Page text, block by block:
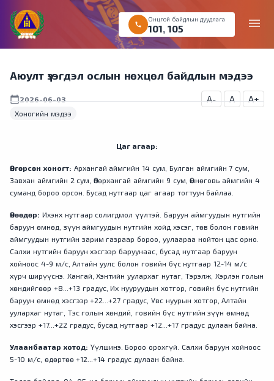
menu
call
Онцгой байдлын дуудлага
101 ,105
Аюулт үзэгдэл ослын нөхцөл байдлын мэдээ
calendar_today2026-06-03
Хоногийн мэдээ
A- A A+
Цаг агаар:
Өнгөрсөн хоногт: Архангай аймгийн 14 сум, Булган аймгийн 7 сум,
Завхан аймгийн 2 сум, Өвөрхангай аймгийн 9 сум, Өмнөговь аймгийн 4
суманд бороо орсон. Бусад нутгаар цаг агаар тогтуун байлаа.
Өнөөдөр: Ихэнх нутгаар солигдмол үүлтэй. Баруун аймгуудын нутгийн
баруун өмнөд, зүүн аймгуудын нутгийн хойд хэсэг, төв болон говийн
аймгуудын нутгийн зарим газраар бороо, уулаараа нойтон цас орно.
Салхи нутгийн баруун хэсгээр баруунаас, бусад нутгаар баруун
хойноос 4-9 м/с, Алтайн уулс болон говийн бүс нутгаар 12-14 м/с
хүрч ширүүснэ. Хангай, Хэнтийн уулархаг нутаг, Тэрэлж, Хэрлэн голын
хөндийгөөр +8...+13 градус, Их нууруудын хотгор, говийн бүс нутгийн
баруун өмнөд хэсгээр +22...+27 градус, Увс нуурын хотгор, Алтайн
уулархаг нутаг, Тэс голын хөндий, говийн бүс нутгийн зүүн өмнөд
хэсгээр +17...+22 градус, бусад нутгаар +12...+17 градус дулаан байна.
Улаанбаатар хотод: Үүлшинэ. Бороо орохгүй. Салхи баруун хойноос
5-10 м/с, өдөртөө +12...+14 градус дулаан байна.